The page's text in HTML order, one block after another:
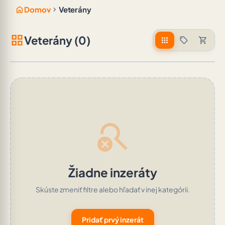
home Domov chevron_right Veterány
grid_viewVeterány (0) apps sell shopping_cart
search_off
Žiadne inzeráty
Skúste zmeniť filtre alebo hľadať v inej kategórii.
Pridať prvý inzerát